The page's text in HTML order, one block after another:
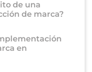
de una
de marca?
en